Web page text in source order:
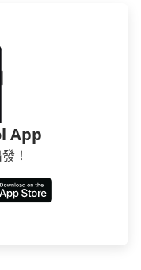
App
！